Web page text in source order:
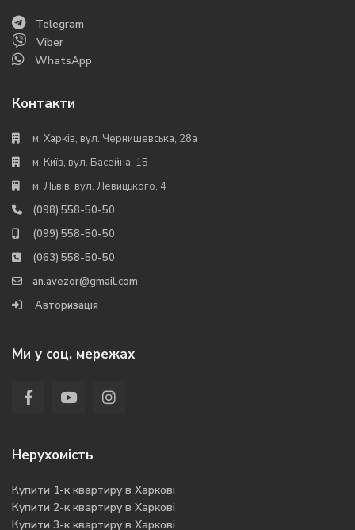
Telegram
Viber
WhatsApp
Контакти
м. Харків, вул. Чернишевська, 28а
м. Київ, вул. Басейна, 15
м. Львів, вул. Левицького, 4
(098) 558-50-50
(099) 558-50-50
(063) 558-50-50
an.avezor@gmail.com
Авторизація
Ми у соц. мережах
Нерухомість
Купити 1-к квартиру в Харкові
Купити 2-к квартиру в Харкові
Купити 3-к квартиру в Харкові